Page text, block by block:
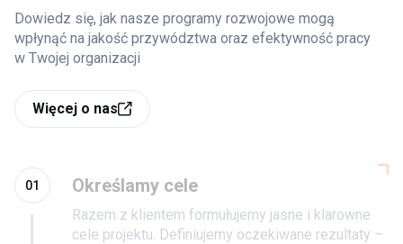
Dowiedz się, jak nasze programy rozwojowe mogą
wpłynąć na jakość przywództwa oraz efektywność pracy
w Twojej organizacji
Więcej o nas
01 Określamy cele
Razem z klientem formułujemy jasne i klarowne
cele projektu. Definiujemy oczekiwane rezultaty –